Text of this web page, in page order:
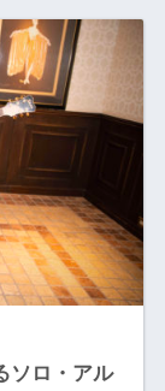
ソロ・アル